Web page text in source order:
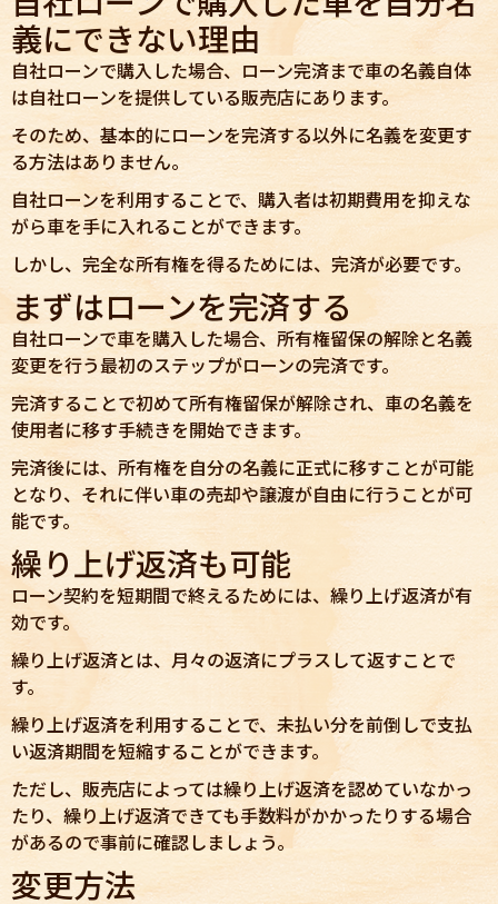
義にできない理由
自社ローンで購入した場合、ローン完済まで車の名義自体
は自社ローンを提供している販売店にあります。
そのため、基本的にローンを完済する以外に名義を変更す
る方法はありません。
自社ローンを利用することで、購入者は初期費用を抑えな
がら車を手に入れることができます。
しかし、完全な所有権を得るためには、完済が必要です。
まずはローンを完済する
自社ローンで車を購入した場合、所有権留保の解除と名義
変更を行う最初のステップがローンの完済です。
完済することで初めて所有権留保が解除され、車の名義を
使用者に移す手続きを開始できます。
完済後には、所有権を自分の名義に正式に移すことが可能
となり、それに伴い車の売却や譲渡が自由に行うことが可
能です。
繰り上げ返済も可能
ローン契約を短期間で終えるためには、繰り上げ返済が有
効です。
繰り上げ返済とは、月々の返済にプラスして返すことで
す。
繰り上げ返済を利用することで、未払い分を前倒しで支払
い返済期間を短縮することができます。
ただし、販売店によっては繰り上げ返済を認めていなかっ
たり、繰り上げ返済できても手数料がかかったりする場合
があるので事前に確認しましょう。
変更方法